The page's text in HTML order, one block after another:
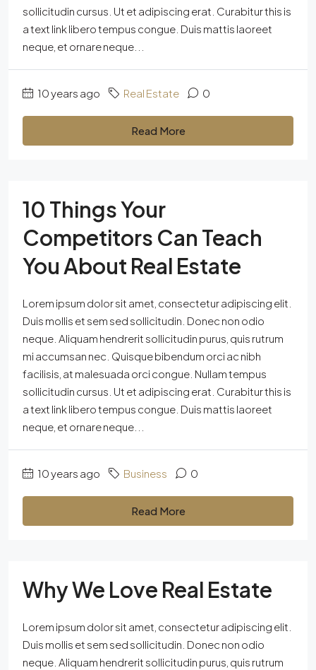
sollicitudin cursus. Ut et adipiscing erat. Curabitur this is
a text link libero tempus congue. Duis mattis laoreet
neque, et ornare neque...
10 years ago Real Estate 0
Read More
10 Things Your
Competitors Can Teach
You About Real Estate
Lorem ipsum dolor sit amet, consectetur adipiscing elit.
Duis mollis et sem sed sollicitudin. Donec non odio
neque. Aliquam hendrerit sollicitudin purus, quis rutrum
mi accumsan nec. Quisque bibendum orci ac nibh
facilisis, at malesuada orci congue. Nullam tempus
sollicitudin cursus. Ut et adipiscing erat. Curabitur this is
a text link libero tempus congue. Duis mattis laoreet
neque, et ornare neque...
10 years ago Business 0
Read More
Why We Love Real Estate
Lorem ipsum dolor sit amet, consectetur adipiscing elit.
Duis mollis et sem sed sollicitudin. Donec non odio
neque. Aliquam hendrerit sollicitudin purus, quis rutrum